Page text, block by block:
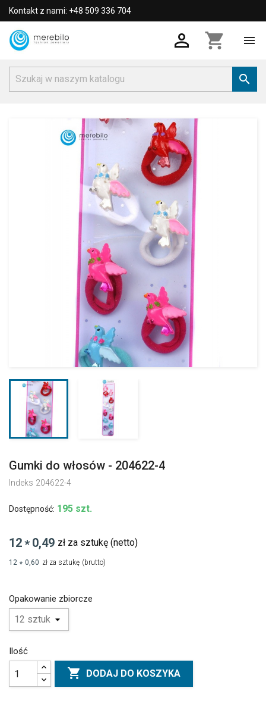
Kontakt z nami: +48 509 336 704
 shopping_cart 

Gumki do włosów - 204622-4
Indeks 204622-4
Dostępność: 195 szt.
12* 0,49 zł za sztukę (netto)
12 * 0,60 zł za sztukę (brutto)
Opakowanie zbiorcze
Ilość
 DODAJ DO KOSZYKA